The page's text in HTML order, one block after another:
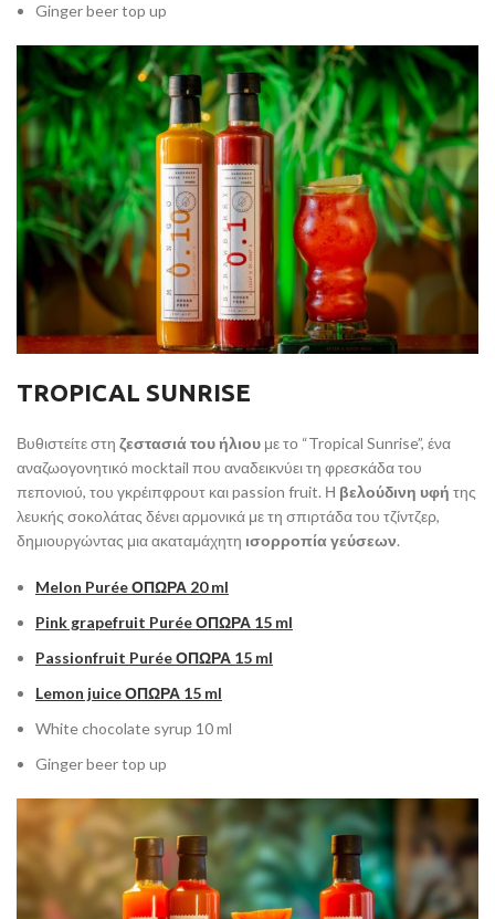
Ginger beer top up
TROPICAL SUNRISE
Βυθιστείτε στη ζεστασιά του ήλιου με το “Tropical Sunrise”, ένα
αναζωογονητικό mocktail που αναδεικνύει τη φρεσκάδα του
πεπονιού, του γκρέιπφρουτ και passion fruit. Η βελούδινη υφή της
λευκής σοκολάτας δένει αρμονικά με τη σπιρτάδα του τζίντζερ,
δημιουργώντας μια ακαταμάχητη ισορροπία γεύσεων.
Melon PuréeΟΠΩΡΑ 20 ml
Pink grapefruit PuréeΟΠΩΡΑ 15 ml
Passionfruit PuréeΟΠΩΡΑ 15 ml
Lemon juiceΟΠΩΡΑ 15 ml
White chocolate syrup 10 ml
Ginger beer top up